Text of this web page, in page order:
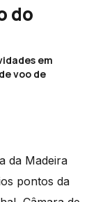
do
em
voo de
da Madeira
pontos da